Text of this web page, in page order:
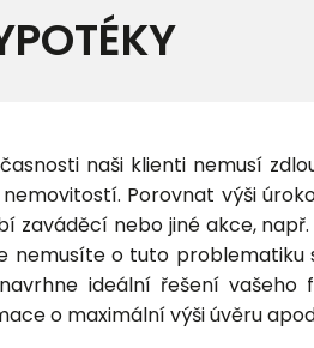
naši klienti nemusí
nemovitostí. Porovnat výši
zaváděcí nebo jiné akce,
nemusíte o tuto
ideální řešení
o maximální výši úvěru